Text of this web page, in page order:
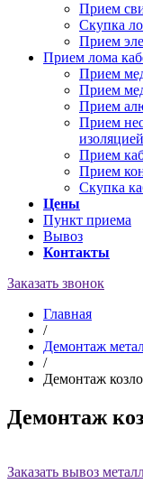
Прием
Скупка
Прием
Прием лома
Прием
Прием
Прием
Прием
Прием
Прием
Скупка
Цены
Пункт приема
Вывоз
Контакты
Заказать звонок
Главная
/
Демонтаж
/
Демонтаж
Демонтаж
Заказать вывоз